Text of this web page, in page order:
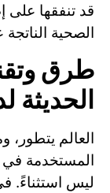
قد تنفقها على
الصحية
طرق
العالم يتطور،
المستخدمة في
ليس استثناءً.